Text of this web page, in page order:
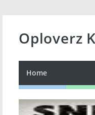
Oploverz
Home